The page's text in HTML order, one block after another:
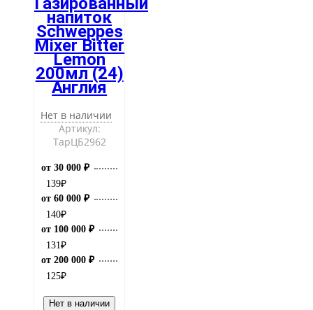
напиток
Schweppes
Mixer Bitter
Lemon
200мл (24)
Англия
Нет в наличии
Артикул:
ТарЦБ2962
от 30 000 ₽
139₽
от 60 000 ₽
140₽
от 100 000 ₽
131₽
от 200 000 ₽
125₽
Нет в наличии